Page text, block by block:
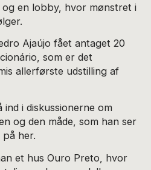
en lobby, hvor mønstret i
Ajaújo fået antaget 20
som er det
allerførste udstilling af
i diskussionerne om
og den måde, som han ser
på her.
et hus Ouro Preto, hvor